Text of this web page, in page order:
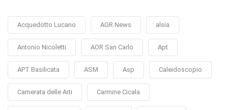
Acquedotto Lucano AGR News alsia
Antonio Nicoletti AOR San Carlo Apt
APT Basilicata ASM Asp Caleidoscopio
Camerata delle Arti Carmine Cicala